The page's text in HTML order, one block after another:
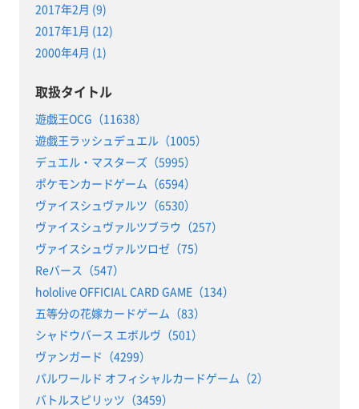
2017年2月 (9)
2017年1月 (12)
2000年4月 (1)
取扱タイトル
遊戯王OCG（11638）
遊戯王ラッシュデュエル（1005）
デュエル・マスターズ（5995）
ポケモンカードゲーム（6594）
ヴァイスシュヴァルツ（6530）
ヴァイスシュヴァルツブラウ（257）
ヴァイスシュヴァルツロゼ（75）
Reバース（547）
hololive OFFICIAL CARD GAME（134）
五等分の花嫁カードゲーム（83）
シャドウバース エボルヴ（501）
ヴァンガード（4299）
パルワールド オフィシャルカードゲーム（2）
バトルスピリッツ（3459）